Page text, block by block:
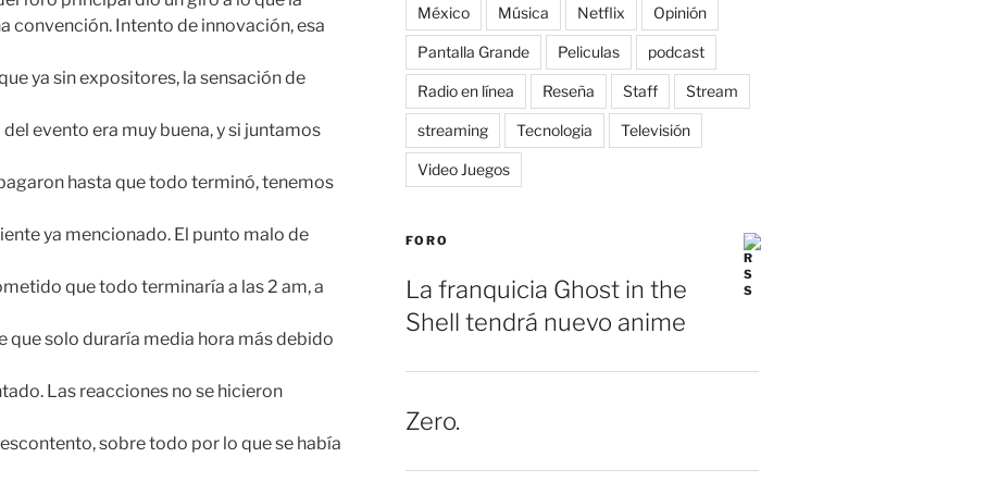
convención. Intento de innovación, esa
ya sin expositores, la sensación de
evento era muy buena, y si juntamos
hasta que todo terminó, tenemos
ya mencionado. El punto malo de
que todo terminaría a las 2 am, a
que solo duraría media hora más debido
Las reacciones no se hicieron
sobre todo por lo que se había
México Música Netflix Opinión
Pantalla Grande Peliculas podcast
Radio en línea Reseña Staff Stream
streaming Tecnologia Televisión
Video Juegos
FORO
La franquicia Ghost in the
Shell tendrá nuevo anime
Zero.